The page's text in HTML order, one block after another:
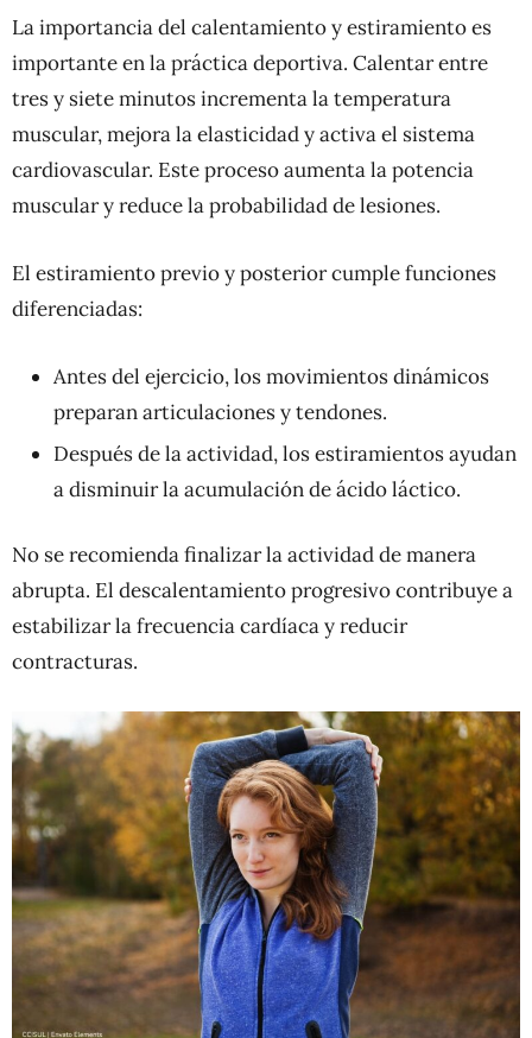
La importancia del calentamiento y estiramiento es
importante en la práctica deportiva. Calentar entre
tres y siete minutos incrementa la temperatura
muscular, mejora la elasticidad y activa el sistema
cardiovascular. Este proceso aumenta la potencia
muscular y reduce la probabilidad de lesiones.
El estiramiento previo y posterior cumple funciones
diferenciadas:
Antes del ejercicio, los movimientos dinámicos
preparan articulaciones y tendones.
Después de la actividad, los estiramientos ayudan
a disminuir la acumulación de ácido láctico.
No se recomienda finalizar la actividad de manera
abrupta. El descalentamiento progresivo contribuye a
estabilizar la frecuencia cardíaca y reducir
contracturas.